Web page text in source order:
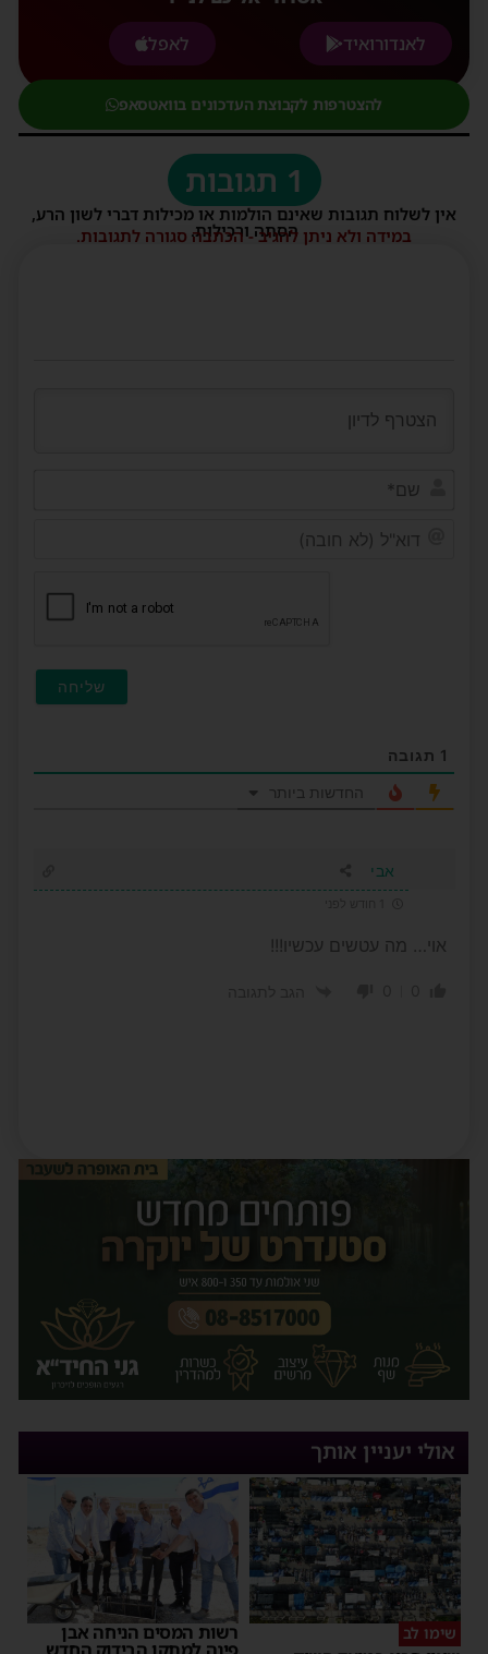
לאנדורואיד
לאפל
להצטרפות לקבוצת העדכונים בוואטסאפ
1 תגובות
אין לשלוח תגובות שאינם הולמות או מכילות דברי לשון הרע,
הסתה ורכילות.
במידה ולא ניתן להגיב - הכתבה סגורה לתגובות.
1 תגובה
החדשות ביותר
אבי
אוי… מה עטשים עכשיו!!!
אולי יעניין אותך
שימו לב רשות המסים הניחה אבן